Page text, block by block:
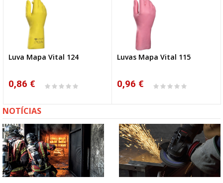
Luva Mapa Vital 124
0,86 €
Luvas Mapa Vital 115
0,96 €
NOTÍCIAS